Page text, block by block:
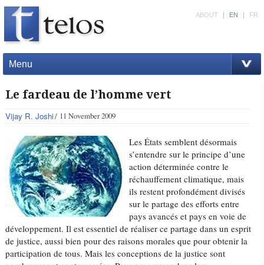
Menu
ABOUT | EN | FR
Le fardeau de l’homme vert
Vijay R. Joshi 11 November 2009
Les États semblent désormais
s’entendre sur le principe d’une
action déterminée contre le
réchauffement climatique, mais
ils restent profondément divisés
sur le partage des efforts entre
pays avancés et pays en voie de
développement. Il est essentiel de réaliser ce partage dans un esprit
de justice, aussi bien pour des raisons morales que pour obtenir la
participation de tous. Mais les conceptions de la justice sont